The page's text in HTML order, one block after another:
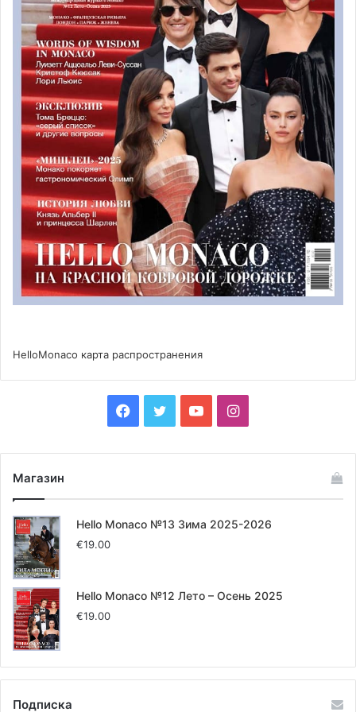
Ведущие пиротехнические эксперты со всего мира
приезжают в княжество, чтобы создать самые
захватывающие салюты и удивить местных жителей и
гостей княжества. Уникальность салютов состоит еще и
в том, что этосоревнования между разными
государствами. Страны, желающие принять участие в
монегасских соревнованиях, проходят специальный
Итак, 20 июля в 22:00 свое шоу представит команда
, в то же время 27 июляИспания
продемонстрирует свое уникальное шоу. После чего, в
По окончании, жюри, состоящее из членов
Коммунального совета и представителей сферы
искусства, назовет страну-победителя Фестиваля.
Кроме того, присуждается также
симпатий
, по результатам голосования зрителей через
Интернет на сайте www.monaco-feuxdartifice.mc.
За дополнительной информацией переходите:
HelloMonaco карта распространения
Facebook
TwitterYouTubeInstagram
Магазин
Hello Monaco №13 Зима 2025-2026
€19.00
Hello Monaco №12 Лето – Осень 2025
€19.00
Подписка